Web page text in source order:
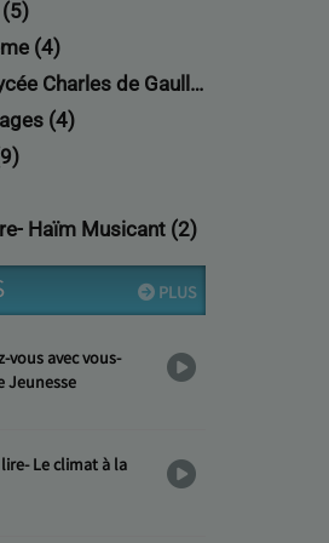
(4)
Charles de Gaulle (8)
(4)
Haïm Musicant (2)
PLUS
vous avec vous-
Jeunesse
Le climat à la